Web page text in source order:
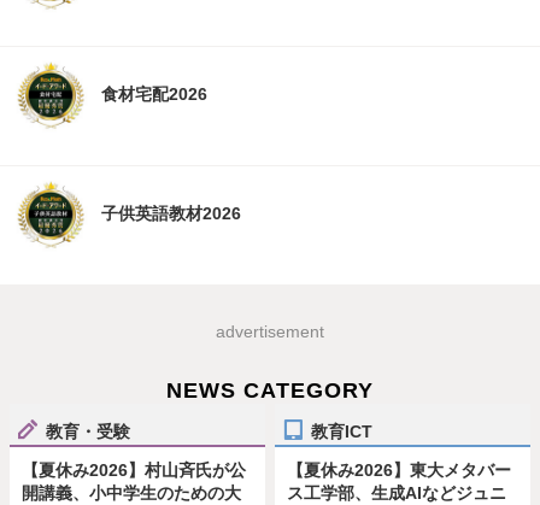
食材宅配2026
子供英語教材2026
advertisement
NEWS CATEGORY
教育・受験
【夏休み2026】村山斉氏が公
開講義、小中学生のための大
教育ICT
【夏休み2026】東大メタバー
ス工学部、生成AIなどジュニ